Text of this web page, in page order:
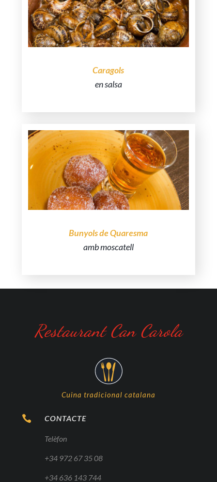
Caragols
en salsa
Bunyols de Quaresma
amb moscatell
Restaurant Can Carola
Cuina tradicional catalana
 CONTACTE
Telèfon
+34 972 67 35 08
+34 636 143 744